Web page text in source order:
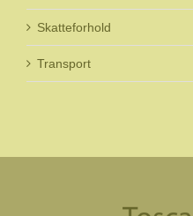
Skatteforhold
Transport